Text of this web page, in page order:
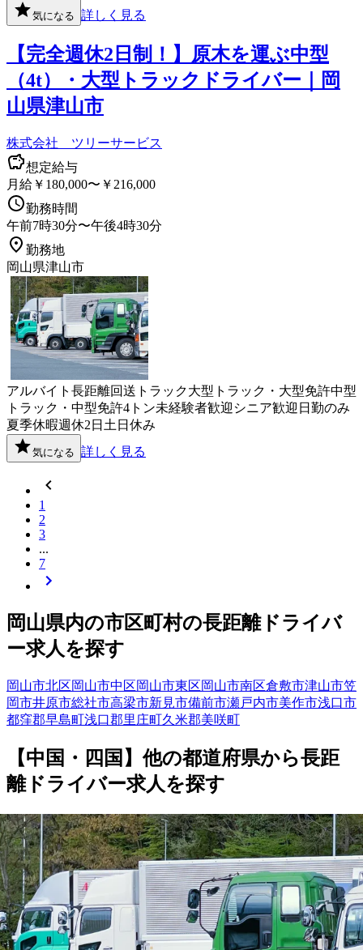
気になる 詳しく見る
【完全週休2日制！】原木を運ぶ中型
（4t）・大型トラックドライバー｜岡
山県津山市
株式会社 ツリーサービス
想定給与
月給￥180,000〜￥216,000
勤務時間
午前7時30分〜午後4時30分
勤務地
岡山県津山市
アルバイト 長距離回送 トラック大型トラック・大型免許中型
トラック・中型免許4トン未経験者歓迎 シニア歓迎 日勤のみ
夏季休暇週休2日 土日休み
気になる 詳しく見る
1
2
3
...
7
岡山県内の市区町村の長距離ドライバ
ー求人を探す
岡山市北区岡山市中区岡山市東区岡山市南区倉敷市津山市笠
岡市井原市総社市高梁市新見市備前市瀬戸内市美作市浅口市
都窪郡早島町浅口郡里庄町久米郡美咲町
【中国・四国 】他の都道府県から長距
離ドライバー求人を探す
鳥取県島根県広島県山口県香川県愛媛県高知県徳島県
勤務エリア
都道府県を変更
岡山県の市区町村を選ぶ